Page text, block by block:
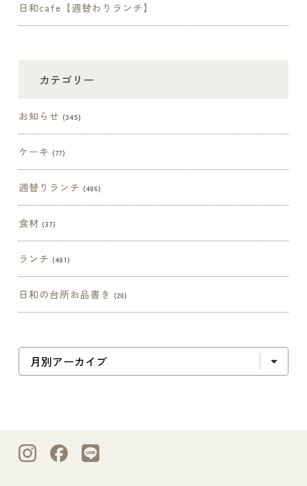
日和cafe【週替わりランチ】
カテゴリー
お知らせ (345)
ケーキ (77)
週替りランチ (486)
食材 (37)
ランチ (481)
日和の台所お品書き (20)